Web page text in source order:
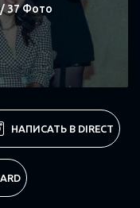
/ 37 Фото
НАПИСАТЬ В DIRECT